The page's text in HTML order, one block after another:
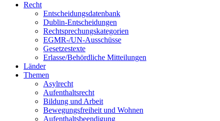
Recht
Entscheidungsdatenbank
Dublin-Entscheidungen
Rechtsprechungskategorien
EGMR-/UN-Ausschüsse
Gesetzestexte
Erlasse/Behördliche Mitteilungen
Länder
Themen
Asylrecht
Aufenthaltsrecht
Bildung und Arbeit
Bewegungsfreiheit und Wohnen
Aufenthaltsbeendigung